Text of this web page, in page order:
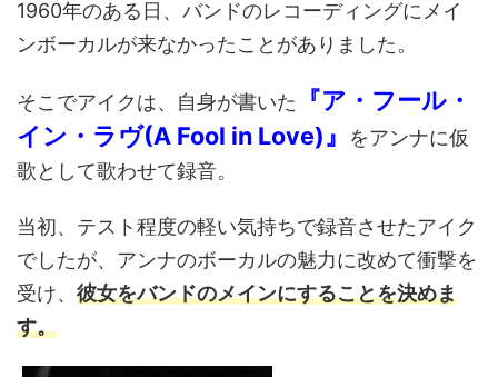
1960年のある日、バンドのレコーディングにメイ
ンボーカルが来なかったことがありました。
そこでアイクは、自身が書いた
『ア・フール・
イン・ラヴ(A Fool in Love)』
をアンナに仮
歌として歌わせて録音。
当初、テスト程度の軽い気持ちで録音させたアイク
でしたが、アンナのボーカルの魅力に改めて衝撃を
受け、 彼女をバンドのメインにすることを決めま
す。